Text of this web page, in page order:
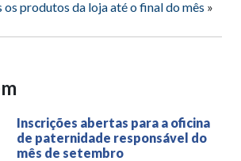
produtos da loja até o final do mês »
Inscrições abertas para a oficina
de paternidade responsável do
mês de setembro